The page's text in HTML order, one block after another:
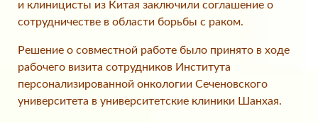
и клиницисты из Китая заключили соглашение о
сотрудничестве в области борьбы с раком.
Решение о совместной работе было принято в ходе
рабочего визита сотрудников Института
персонализированной онкологии Сеченовского
университета в университетские клиники Шанхая.